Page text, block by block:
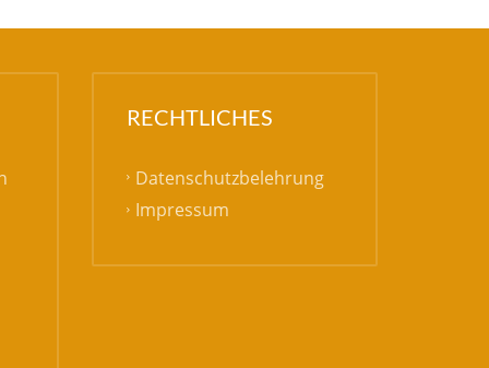
RECHTLICHES
Datenschutzbelehrung
Impressum